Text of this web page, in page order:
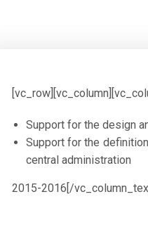
Support for the design
Support for the
central administration
2015-2016[/